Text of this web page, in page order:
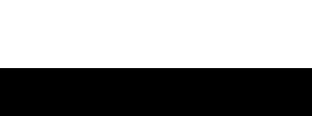
Antonius Hof